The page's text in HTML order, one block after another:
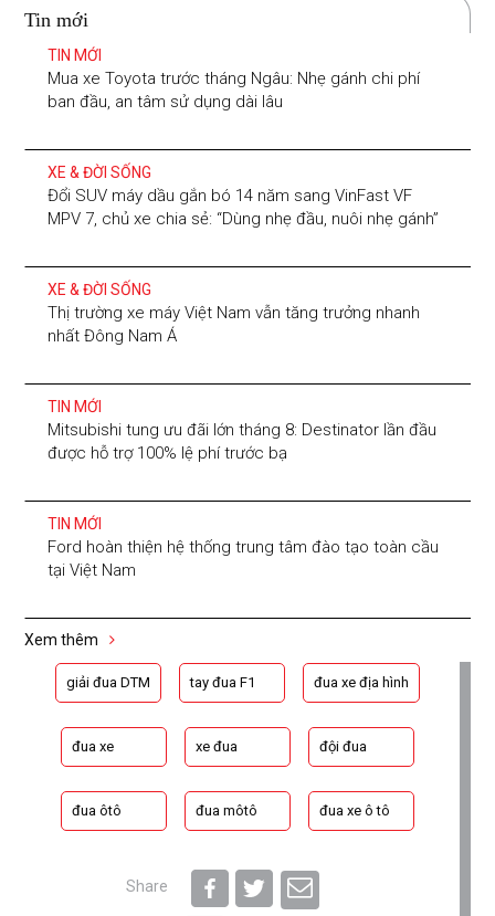
Tin mới
TIN MỚI
Mua xe Toyota trước tháng Ngâu: Nhẹ gánh chi phí
ban đầu, an tâm sử dụng dài lâu
XE & ĐỜI SỐNG
Đổi SUV máy dầu gắn bó 14 năm sang VinFast VF
MPV 7, chủ xe chia sẻ: “Dùng nhẹ đầu, nuôi nhẹ gánh”
XE & ĐỜI SỐNG
Thị trường xe máy Việt Nam vẫn tăng trưởng nhanh
nhất Đông Nam Á
TIN MỚI
Mitsubishi tung ưu đãi lớn tháng 8: Destinator lần đầu
được hỗ trợ 100% lệ phí trước bạ
TIN MỚI
Ford hoàn thiện hệ thống trung tâm đào tạo toàn cầu
tại Việt Nam
Xem thêm
giải đua DTM tay đua F1 đua xe địa hình
đua xe xe đua đội đua
đua ôtô đua môtô đua xe ô tô
Share